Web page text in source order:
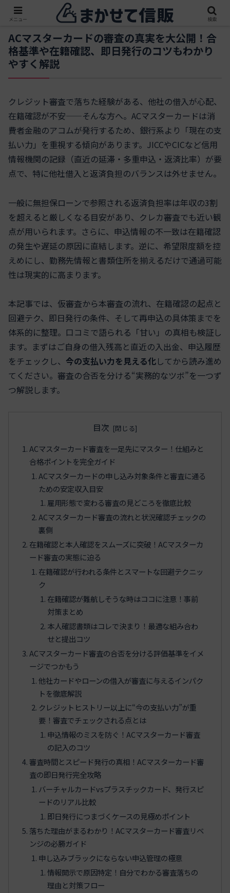
ACマスターカードの審査の真実を大公開！合
格基準や在籍確認、即日発行のコツもわかり
やすく解説
クレジット審査で落ちた経験がある、他社の借入が心配、
在籍確認が不安——そんな方へ。ACマスターカードは消
費者金融のアコムが発行するため、銀行系より「現在の支
払い力」を重視する傾向があります。JICCやCICなど信用
情報機関の記録（直近の延滞・多重申込・返済比率）が要
点で、特に他社借入と返済負担のバランスは外せません。
一般に無担保ローンで参照される返済負担率は年収の3割
を超えると厳しくなる目安があり、クレカ審査でも近い観
点が用いられます。さらに、申込情報の不一致は在籍確認
の発生や遅延の原因に直結します。逆に、希望限度額を控
えめにし、勤務先情報と書類住所を揃えるだけで通過可能
性は現実的に高まります。
本記事では、仮審査から本審査の流れ、在籍確認の起点と
回避テク、即日発行の条件、そして再申込の具体策までを
体系的に整理。口コミで語られる「甘い」の真相も検証し
ます。まずはご自身の借入残高と直近の入出金、申込履歴
をチェックし、 今の支払い力を見える化してから読み進め
てください。審査の合否を分ける“実務的なツボ”を一つず
つ解説します。
目次
ACマスターカード審査を一足先にマスター！仕組みと
合格ポイントを完全ガイド
ACマスターカードの申し込み対象条件と審査に通る
ための安定収入目安
雇用形態で変わる審査の見どころを徹底比較
ACマスターカード審査の流れと状況確認チェックの
裏側
在籍確認と本人確認をスムーズに突破！ACマスターカ
ード審査の実態に迫る
在籍確認が行われる条件とスマートな回避テクニッ
ク
在籍確認が難航しそうな時はココに注意！事前
対策まとめ
本人確認書類はコレで決まり！最適な組み合わ
せと提出コツ
ACマスターカード審査の合否を分ける評価基準をイメ
ージでつかもう
他社カードやローンの借入が審査に与えるインパク
トを徹底解説
クレジットヒストリー以上に“今の支払い力”が重
要！審査でチェックされる点とは
申込情報のミスを防ぐ！ACマスターカード審査
の記入のコツ
審査時間とスピード発行の真相！ACマスターカード審
査の即日発行完全攻略
バーチャルカードvsプラスチックカード、発行スピ
ードのリアル比較
即日発行につまづくケースの見極めポイント
落ちた理由がまるわかり！ACマスターカード審査リベ
ンジの必勝ガイド
申し込みブラックにならない申込管理の極意
情報開示で原因特定！自分でわかる審査落ちの
理由と対策フロー
メニュー 検索